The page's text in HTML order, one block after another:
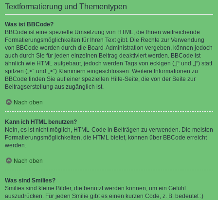
Textformatierung und Thementypen
Was ist BBCode?
BBCode ist eine spezielle Umsetzung von HTML, die Ihnen weitreichende
Formatierungsmöglichkeiten für Ihren Text gibt. Die Rechte zur Verwendung
von BBCode werden durch die Board-Administration vergeben, können jedoch
auch durch Sie für jeden einzelnen Beitrag deaktiviert werden. BBCode ist
ähnlich wie HTML aufgebaut, jedoch werden Tags von eckigen („[“ und „]“) statt
spitzen („<“ und „>“) Klammern eingeschlossen. Weitere Informationen zu
BBCode finden Sie auf einer speziellen Hilfe-Seite, die von der Seite zur
Beitragserstellung aus zugänglich ist.
Nach oben
Kann ich HTML benutzen?
Nein, es ist nicht möglich, HTML-Code in Beiträgen zu verwenden. Die meisten
Formatierungsmöglichkeiten, die HTML bietet, können über BBCode erreicht
werden.
Nach oben
Was sind Smilies?
Smilies sind kleine Bilder, die benutzt werden können, um ein Gefühl
auszudrücken. Für jeden Smilie gibt es einen kurzen Code, z. B. bedeutet :)